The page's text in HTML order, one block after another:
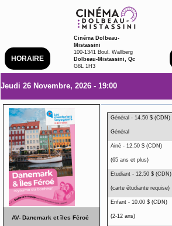
HORAIRE
Cinéma Dolbeau-
Mistassini
100-1341 Boul. Wallberg
Dolbeau-Mistassini, Qc
G8L 1H3
Jeudi 26 Novembre, 2026 - 19:00
AV- Danemark et îles Féroé
Général - 14.50 $ (CDN)
Général
Ainé - 12.50 $ (CDN)
(65 ans et plus)
Etudiant - 12.50 $ (CDN)
(carte étudiante requise)
Enfant - 10.00 $ (CDN)
(2-12 ans)